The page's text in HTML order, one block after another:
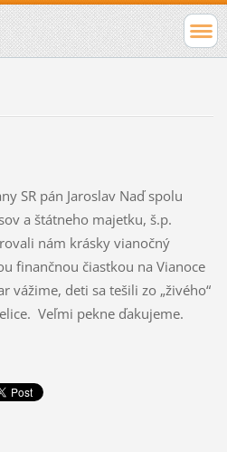
SR pán Jaroslav Naď spolu
a štátneho majetku, š.p.
nám krásky vianočný
finančnou čiastkou na Vianoce
vážime, deti sa tešili zo „živého“
Veľmi pekne ďakujeme.